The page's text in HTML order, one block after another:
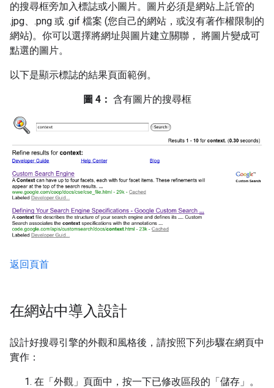
的搜尋框旁加入標誌或小圖片。圖片必須是網站上託管的
.jpg、.png 或 .gif 檔案 (您自己的網站，或沒有著作權限制的
網站)。你可以選擇將網址與圖片建立關聯， 將圖片變成可
點選的圖片。
以下是顯示標誌的結果頁面範例。
圖 4： 含有圖片的搜尋框
返回頁首
在網站中導入設計
設計好搜尋引擎的外觀和風格後，請按照下列步驟在網頁中
實作：
在「外觀」 頁面中，按一下已修改區段的「儲存」 。